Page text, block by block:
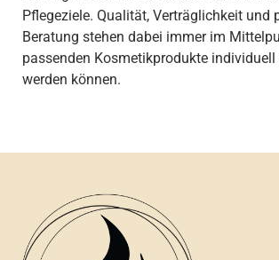
Pflegeziele. Qualität, Verträglichkeit und
Beratung stehen dabei immer im
passenden Kosmetikprodukte
werden können.